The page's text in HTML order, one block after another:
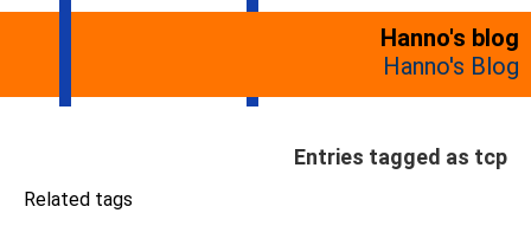
Hanno's blog
Hanno's Blog
Entries tagged as tcp
Related tags